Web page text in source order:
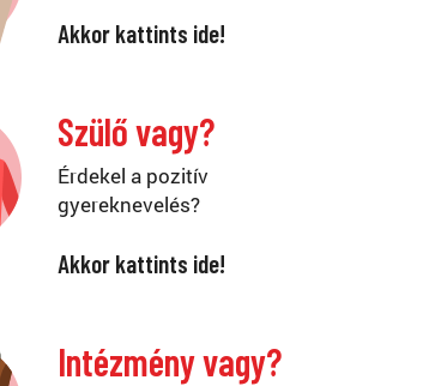
Akkor kattints ide!
Szülő vagy?
Érdekel a pozitív
gyereknevelés?
Akkor kattints ide!
Intézmény vagy?